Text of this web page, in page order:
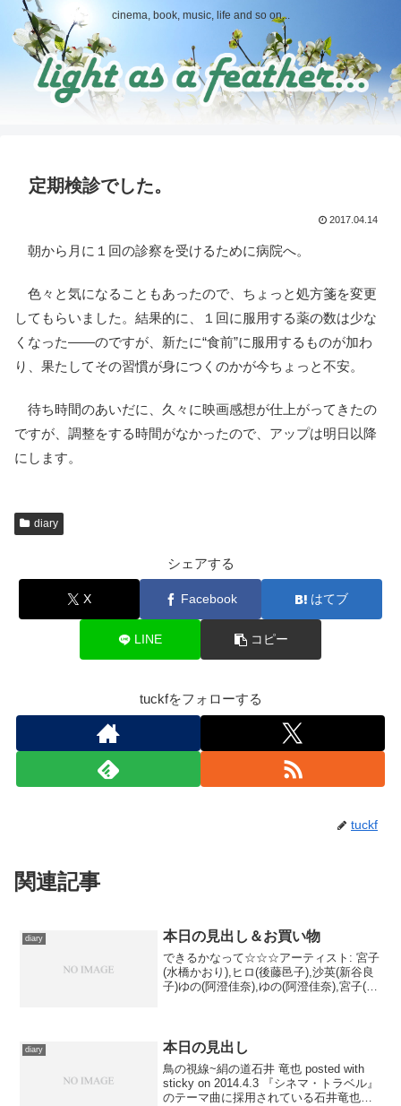
cinema, book, music, life and so on...
定期検診でした。
2017.04.14
朝から月に１回の診察を受けるために病院へ。
色々と気になることもあったので、ちょっと処方箋を変更
してもらいました。結果的に、１回に服用する薬の数は少な
くなった――のですが、新たに“食前”に服用するものが加わ
り、果たしてその習慣が身につくのかが今ちょっと不安。
待ち時間のあいだに、久々に映画感想が仕上がってきたの
ですが、調整をする時間がなかったので、アップは明日以降
にします。
diary
シェアする
X Facebook はてブ
LINE コピー
tuckfをフォローする
tuckf
関連記事
diary 本日の見出し＆お買い物
できるかなって☆☆☆アーティスト: 宮子
(水橋かおり),ヒロ(後藤邑子),沙英(新谷良
子)ゆの(阿澄佳奈),ゆの(阿澄佳奈),宮子(水
diary 本日の見出し
鳥の視線~絹の道石井 竜也 posted with
sticky on 2014.4.3 『シネマ・トラベル』
のテーマ曲に採用されている石井竜也の